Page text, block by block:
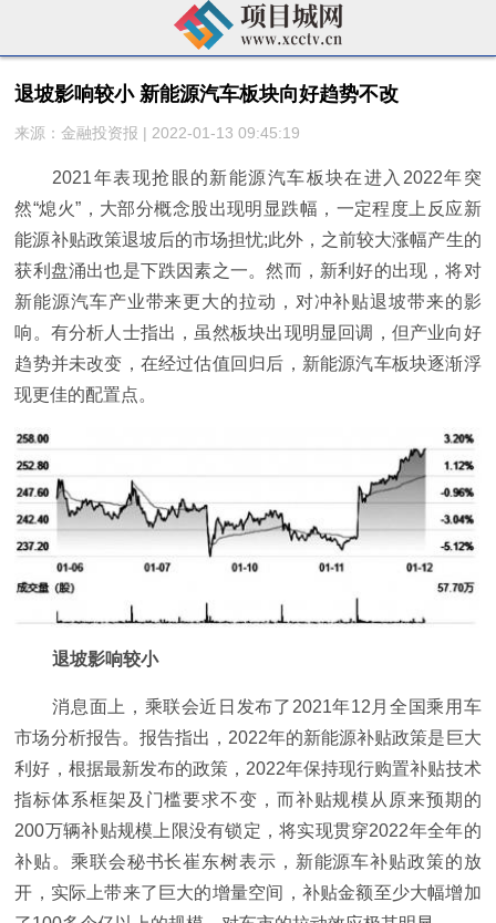
退坡影响较小 新能源汽车板块向好趋势不改
来源：金融投资报 | 2022-01-13 09:45:19
2021年表现抢眼的新能源汽车板块在进入2022年突
然“熄火”，大部分概念股出现明显跌幅，一定程度上反应新
能源补贴政策退坡后的市场担忧;此外，之前较大涨幅产生的
获利盘涌出也是下跌因素之一。然而，新利好的出现，将对
新能源汽车产业带来更大的拉动，对冲补贴退坡带来的影
响。有分析人士指出，虽然板块出现明显回调，但产业向好
趋势并未改变，在经过估值回归后，新能源汽车板块逐渐浮
现更佳的配置点。
退坡影响较小
消息面上，乘联会近日发布了2021年12月全国乘用车
市场分析报告。报告指出，2022年的新能源补贴政策是巨大
利好，根据最新发布的政策，2022年保持现行购置补贴技术
指标体系框架及门槛要求不变，而补贴规模从原来预期的
200万辆补贴规模上限没有锁定，将实现贯穿2022年全年的
补贴。乘联会秘书长崔东树表示，新能源车补贴政策的放
开，实际上带来了巨大的增量空间，补贴金额至少大幅增加